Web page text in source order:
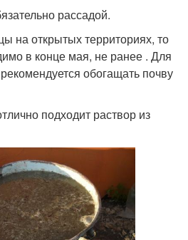
рассадой.
на открытых территориях, то
в конце мая, не ранее . Для
обогащать почву
подходит раствор из